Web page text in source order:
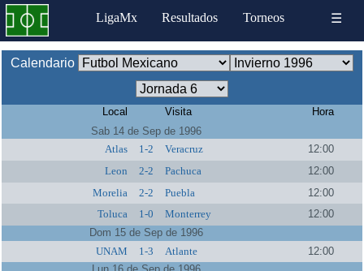
LigaMx Resultados Torneos ☰
Calendario
Local Visita
Hora
Sab 14 de Sep de 1996
Atlas
1-2 Veracruz
12:00
Leon
2-2 Pachuca
12:00
Morelia
2-2 Puebla
12:00
Toluca
1-0 Monterrey
12:00
Dom 15 de Sep de 1996
UNAM
1-3 Atlante
12:00